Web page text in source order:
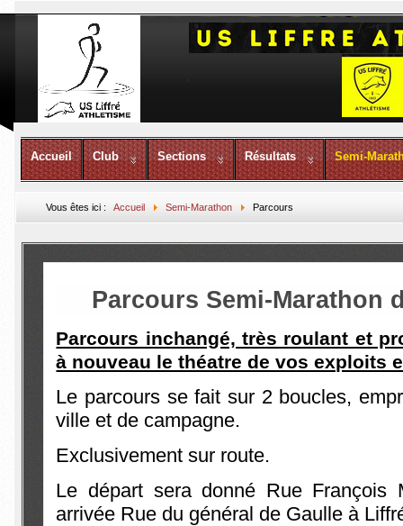
Accueil Club Sections Résultats Semi-
Vous êtes ici :Accueil Semi-Marathon Parcours
Parcours Semi-Marathon
Parcours inchangé, très roulant et
à nouveau le théatre de vos exploits
Le parcours se fait sur 2 boucles,
ville et de campagne.
Exclusivement sur route.
Le départ sera donné Rue François
arrivée Rue du général de Gaulle à